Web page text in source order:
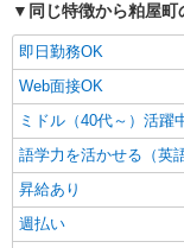
同じ特徴から粕屋
即日勤務OK
Web面接OK
ミドル（40代～）活躍
語学力を活かせる（英
昇給あり
週払い